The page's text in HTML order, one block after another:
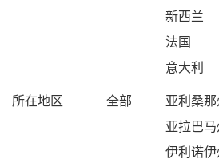
新西兰
法国
意大利
所在地区
全部
亚利桑
亚拉巴
伊利诺